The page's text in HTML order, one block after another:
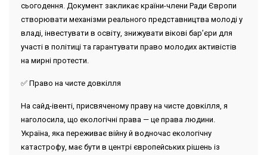
сьогодення. Документ закликає країни-члени Ради Європи
створювати механізми реального представництва молоді у
владі, інвестувати в освіту, знижувати вікові бар’єри для
участі в політиці та гарантувати право молодих активістів
на мирні протести.
✅ Право на чисте довкілля
На сайд-івенті, присвяченому праву на чисте довкілля, я
наголосила, що екологічні права — це права людини.
Україна, яка переживає війну й водночас екологічну
катастрофу, має бути в центрі європейських рішень із